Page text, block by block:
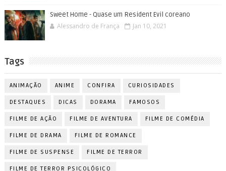
Sweet Home - Quase um Resident Evil coreano
Alessandro de França Jan 10, 2021
Tags
ANIMAÇÃO ANIME CONFIRA CURIOSIDADES
DESTAQUES DICAS DORAMA FAMOSOS
FILME DE AÇÃO FILME DE AVENTURA FILME DE COMÉDIA
FILME DE DRAMA FILME DE ROMANCE
FILME DE SUSPENSE FILME DE TERROR
FILME DE TERROR PSICOLÓGICO